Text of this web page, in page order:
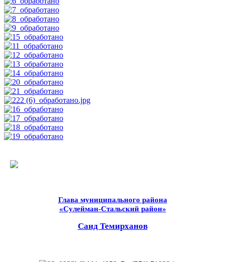
Глава муниципального района
«Сулейман-Стальский район»
Саид Темирханов